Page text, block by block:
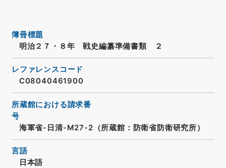
簿冊標題
明治２７・８年 戦史編纂準備書類 ２
レファレンスコード
C08040461900
所蔵館における請求番
号
海軍省-日清-M27-2（所蔵館：防衛省防衛研究所）
言語
日本語